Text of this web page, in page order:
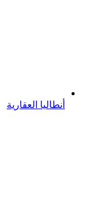
أنطاليا العقارية